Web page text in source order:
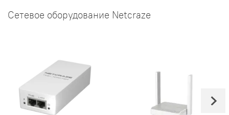
Сетевое оборудование Netcraze